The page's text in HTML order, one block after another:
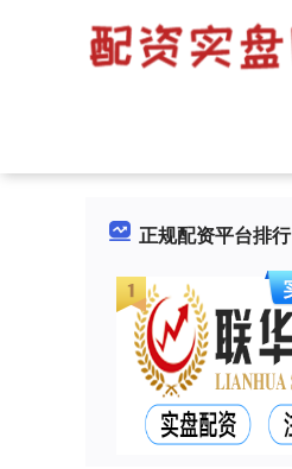
正规配资平台排行